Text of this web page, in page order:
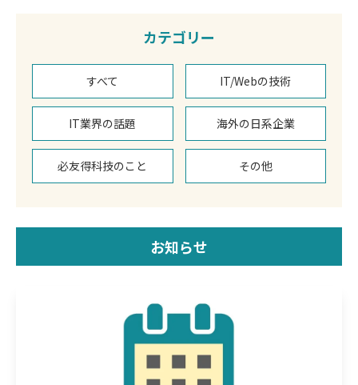
カテゴリー
すべて IT/Webの技術
IT業界の話題 海外の日系企業
必友得科技のこと その他
お知らせ